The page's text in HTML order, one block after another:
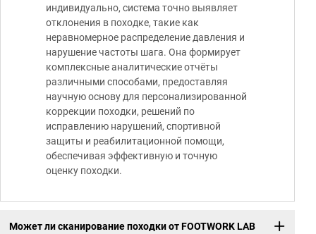
индивидуально, система точно выявляет
отклонения в походке, такие как
неравномерное распределение давления и
нарушение частоты шага. Она формирует
комплексные аналитические отчёты
различными способами, предоставляя
научную основу для персонализированной
коррекции походки, решений по
исправлению нарушений, спортивной
защиты и реабилитационной помощи,
обеспечивая эффективную и точную
оценку походки.
Может ли сканирование походки от FOOTWORK LAB